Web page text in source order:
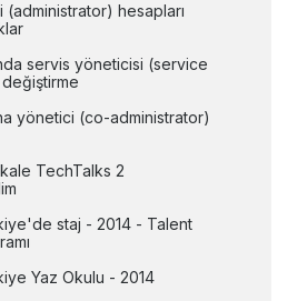
hesapları
servis yöneticisi (service
yönetici (co-administrator)
TechTalks 2
staj - 2014 - Talent
Yaz Okulu - 2014